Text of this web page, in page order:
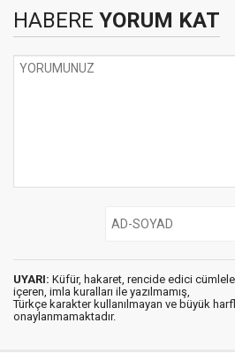
HABERE YORUM KAT
UYARI: Küfür, hakaret, rencide edici
içeren, imla kuralları ile yazılmamış,
Türkçe karakter kullanılmayan ve büyük
onaylanmamaktadır.